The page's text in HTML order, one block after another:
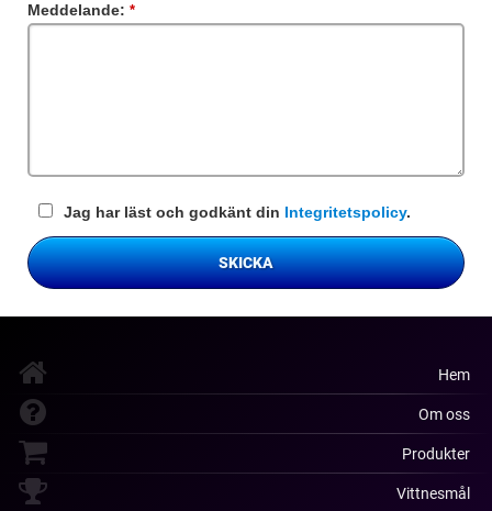
Meddelande:
fält
Jag har läst och godkänt din Integritetspolicy.
SKICKA
Hem
Om oss
Produkter
Vittnesmål